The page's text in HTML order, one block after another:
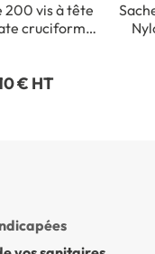
200 vis à tête
cruciforme
€ HT